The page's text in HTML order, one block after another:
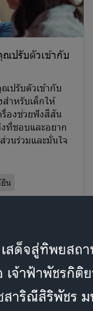
ปรับตัวเข้ากับ
ปรับตัวเข้ากับ
สำหรับเด็กให้
องช่วยฟังสีสัน
งที่ชอบและอยาก
วนร่วมและมั่นใจ
น